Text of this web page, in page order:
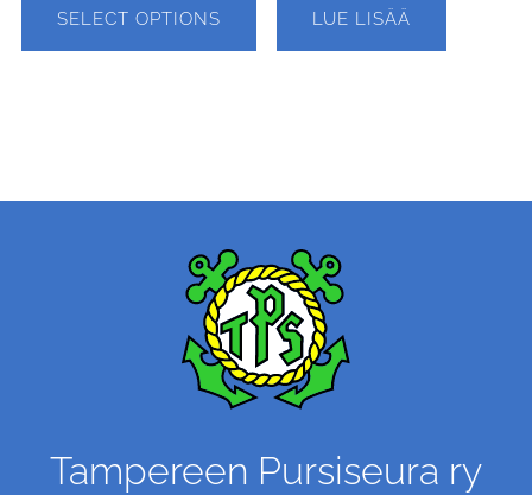
SELECT OPTIONS LUE LISÄÄ
Tampereen Pursiseura ry